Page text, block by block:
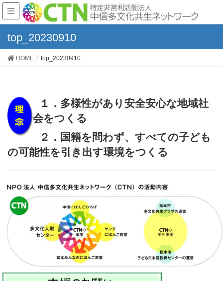
top_20230910
HOME top_20230910
１．多様性があり安全安心な地域社
会をつくる
２．国籍を問わず、すべての子ども
の可能性を引き出す環境をつくる